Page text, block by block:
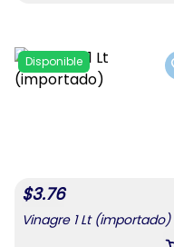
Disponible
$3.76
Vinagre 1 Lt (importado)